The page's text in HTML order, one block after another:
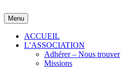
to
content
Menu
ACCUEIL
L’ASSOCIATION
Adhérer – Nous trouver
Missions